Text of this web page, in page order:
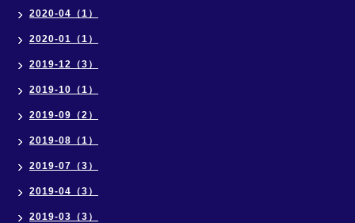
2020-04（1）
2020-01（1）
2019-12（3）
2019-10（1）
2019-09（2）
2019-08（1）
2019-07（3）
2019-04（3）
2019-03（3）